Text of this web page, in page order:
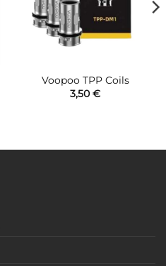
Voopoo TPP Coils
3,50 €